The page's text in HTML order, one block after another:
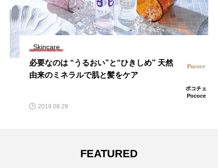
Skincare
必要なのは “うるおい”と“ひきしめ” 天然
由来のミネラルで肌と髪をケア
ポコチェ
Pococe
2019.08.29
FEATURED